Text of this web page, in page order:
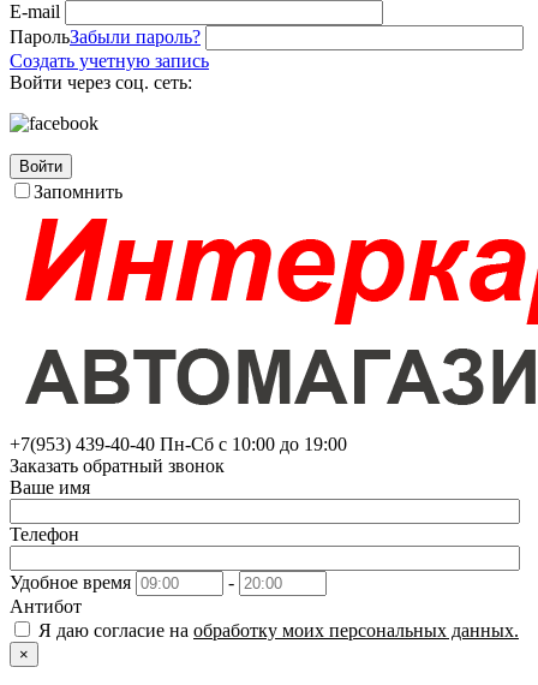
E-mail
ПарольЗабыли пароль?
Создать учетную запись
Войти через соц. сеть:
Войти
Запомнить
+7(953) 439-40-40 Пн-Сб с 10:00 до 19:00
Заказать обратный звонок
Ваше имя
Телефон
Удобное время
-
Антибот
Я даю согласие на обработку моих персональных данных.
×